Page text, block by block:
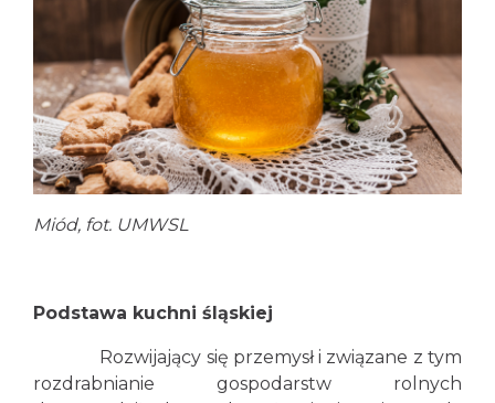
Miód, fot. UMWSL
Podstawa kuchni śląskiej
Rozwijający się przemysł i związane z tym
rozdrabnianie gospodarstw rolnych